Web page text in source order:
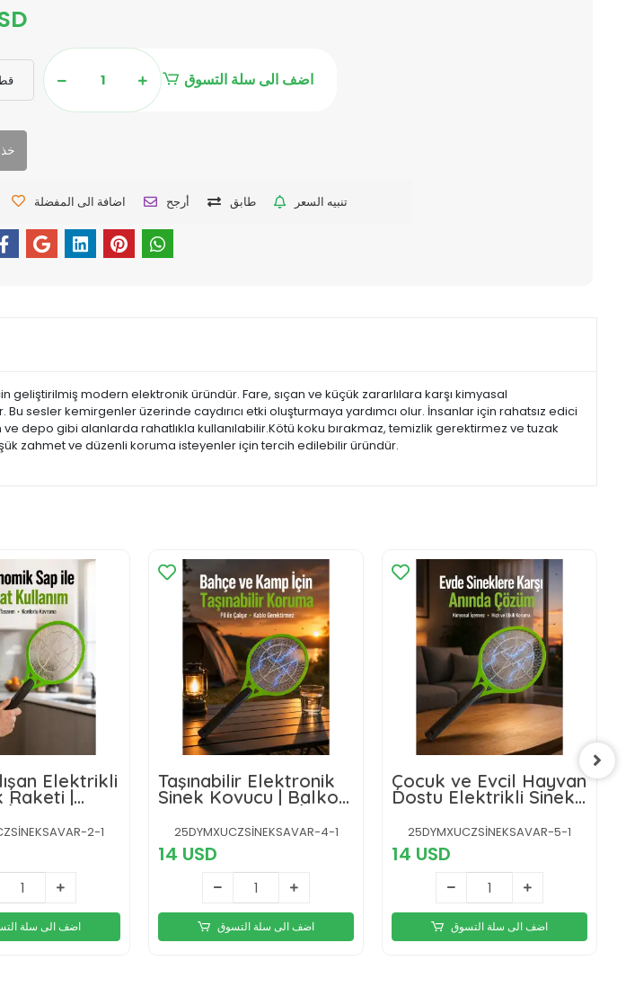
اضف الى سلة التسوق
اضافة الى المفضلة أرجح طابق تنبيه السعر
modern elektronik üründür. Fare, sıçan ve küçük zararlılara karşı kimyasal
sesler kemirgenler üzerinde caydırıcı etki oluşturmaya yardımcı olur. İnsanlar için rahatsız edici
depo gibi alanlarda rahatlıkla kullanılabilir.Kötü koku bırakmaz, temizlik gerektirmez ve tuzak
zahmet ve düzenli koruma isteyenler için tercih edilebilir üründür.
Elektrikli
Raketi |
İçermeyen
Yeni2-1
اضف الى سلة
Taşınabilir Elektronik
Sinek Kovucu | Balkon,
Bahçe ve Kamp İçin
İdeal Yeni Nesil
25DYMXUCZSİNEKSAVAR-4-1
14 USD
اضف الى سلة التسوق
Çocuk ve Evcil Hayvan
Dostu Elektrikli Sinek
Kullanım Yeni Nesil
25DYMXUCZSİNEKSAVAR-5-1
14 USD
اضف الى سلة التسوق